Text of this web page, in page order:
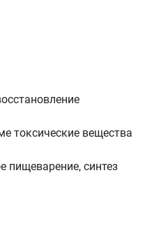
токсические вещества
пищеварение, синтез